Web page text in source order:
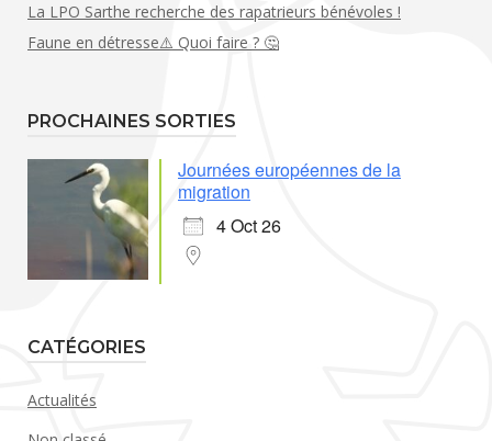
La LPO Sarthe recherche des rapatrieurs bénévoles !
Faune en détresse⚠️ Quoi faire ? 🤔
PROCHAINES SORTIES
Journées européennes de la
migration
4 Oct 26
CATÉGORIES
Actualités